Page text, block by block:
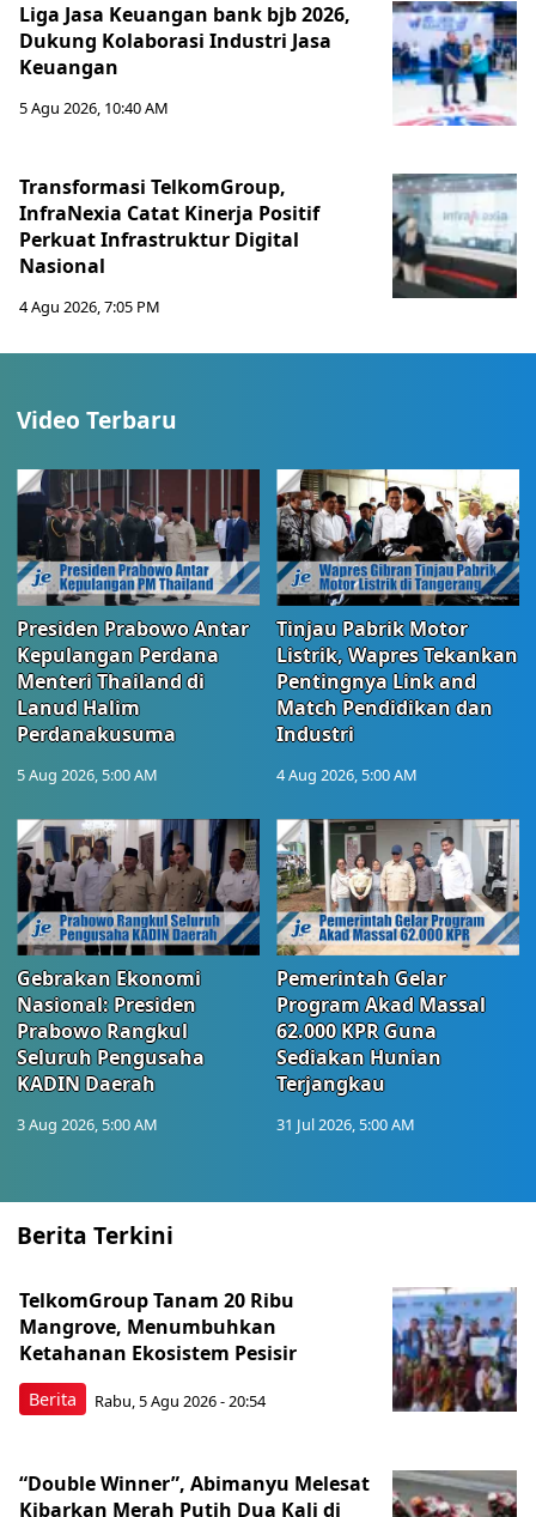
Liga Jasa Keuangan bank bjb 2026,
Dukung Kolaborasi Industri Jasa
Keuangan
5 Agu 2026, 10:40 AM
Transformasi TelkomGroup,
InfraNexia Catat Kinerja Positif
Perkuat Infrastruktur Digital
Nasional
4 Agu 2026, 7:05 PM
Video Terbaru
Presiden Prabowo Antar
Kepulangan Perdana
Menteri Thailand di
Lanud Halim
Perdanakusuma
5 Aug 2026, 5:00 AM
Tinjau Pabrik Motor
Listrik, Wapres Tekankan
Pentingnya Link and
Match Pendidikan dan
Industri
4 Aug 2026, 5:00 AM
Gebrakan Ekonomi
Nasional: Presiden
Prabowo Rangkul
Seluruh Pengusaha
KADIN Daerah
3 Aug 2026, 5:00 AM
Pemerintah Gelar
Program Akad Massal
62.000 KPR Guna
Sediakan Hunian
Terjangkau
31 Jul 2026, 5:00 AM
Berita Terkini
Berita
TelkomGroup Tanam 20 Ribu
Mangrove, Menumbuhkan
Ketahanan Ekosistem Pesisir
Rabu, 5 Agu 2026 - 20:54
“Double Winner”, Abimanyu Melesat
Kibarkan Merah Putih Dua Kali di